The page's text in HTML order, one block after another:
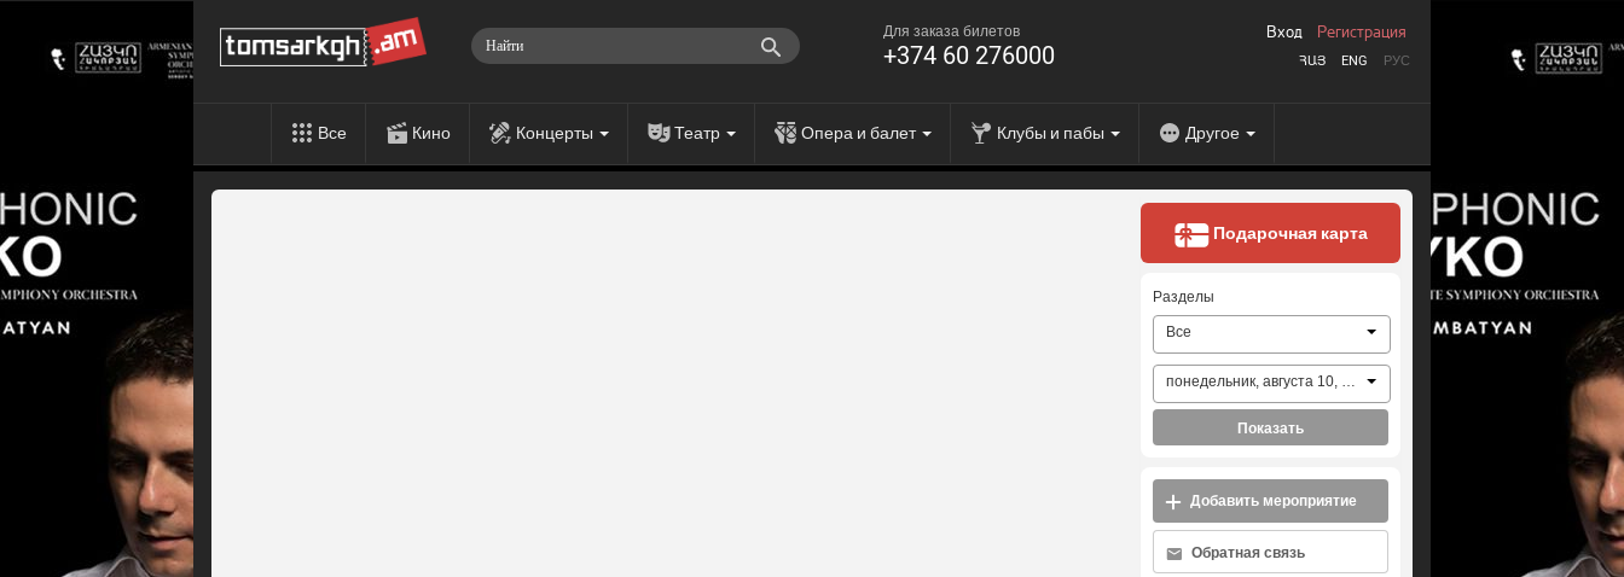
Для заказа билетов
+374 60 276000 ՀԱՅ ENG РУС
Вход Регистрация
Все Кино Концерты Театр Опера и балет Клубы и пабы Другое
Подарочная карта
Разделы
Все
понедельник, августа 10, 2026
Показать
Добавить мероприятие
Обратная связь